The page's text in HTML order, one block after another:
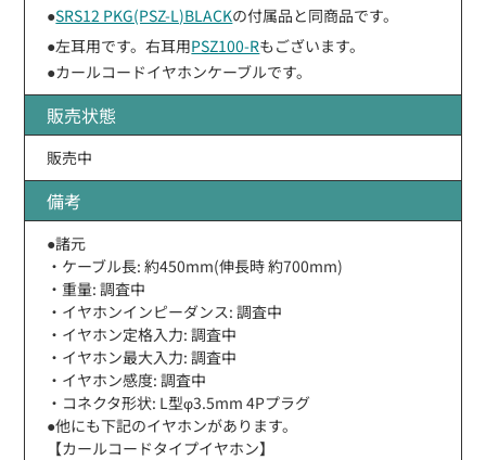
●SRS12 PKG(PSZ-L)BLACKの付属品と同商品です。
●左耳用です。右耳用PSZ100-Rもございます。
●カールコードイヤホンケーブルです。
販売状態
販売中
備考
●諸元
・ケーブル長: 約450mm(伸長時 約700mm)
・重量: 調査中
・イヤホンインピーダンス: 調査中
・イヤホン定格入力: 調査中
・イヤホン最大入力: 調査中
・イヤホン感度: 調査中
・コネクタ形状: L型φ3.5mm 4Pプラグ
●他にも下記のイヤホンがあります。
【カールコードタイプイヤホン】